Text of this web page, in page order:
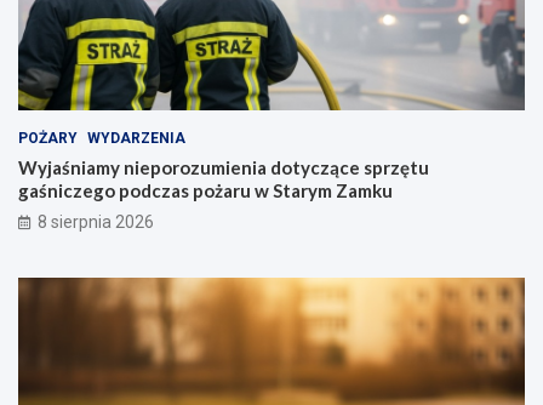
POŻARY WYDARZENIA
Wyjaśniamy nieporozumienia dotyczące sprzętu
gaśniczego podczas pożaru w Starym Zamku
8 sierpnia 2026